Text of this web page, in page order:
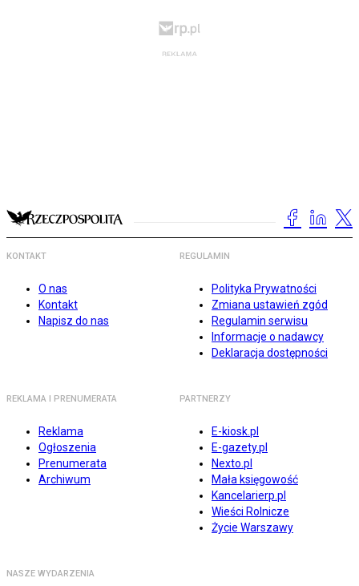
KONTAKT
O nas
Kontakt
Napisz do nas
REGULAMIN
Polityka Prywatności
Zmiana ustawień zgód
Regulamin serwisu
Informacje o nadawcy
Deklaracja dostępności
REKLAMA I PRENUMERATA
Reklama
Ogłoszenia
Prenumerata
Archiwum
PARTNERZY
E-kiosk.pl
E-gazety.pl
Nexto.pl
Mała księgowość
Kancelarierp.pl
Wieści Rolnicze
Życie Warszawy
NASZE WYDARZENIA